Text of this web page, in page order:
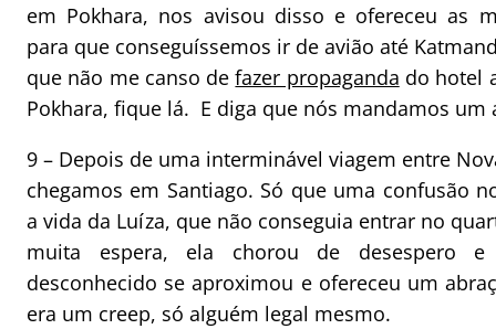
em Pokhara, nos avisou disso e ofereceu as
para que conseguíssemos ir de avião até
que não me canso defazer propaganda do hotel
Pokhara, fique lá. E diga que nós mandamos um
9 – Depois de uma interminável viagem entre
chegamos em Santiago. Só que uma confusão
a vida da Luíza, que não conseguia entrar no
muita espera, ela chorou de desespero
desconhecido se aproximou e ofereceu um
era um creep, só alguém legal mesmo.